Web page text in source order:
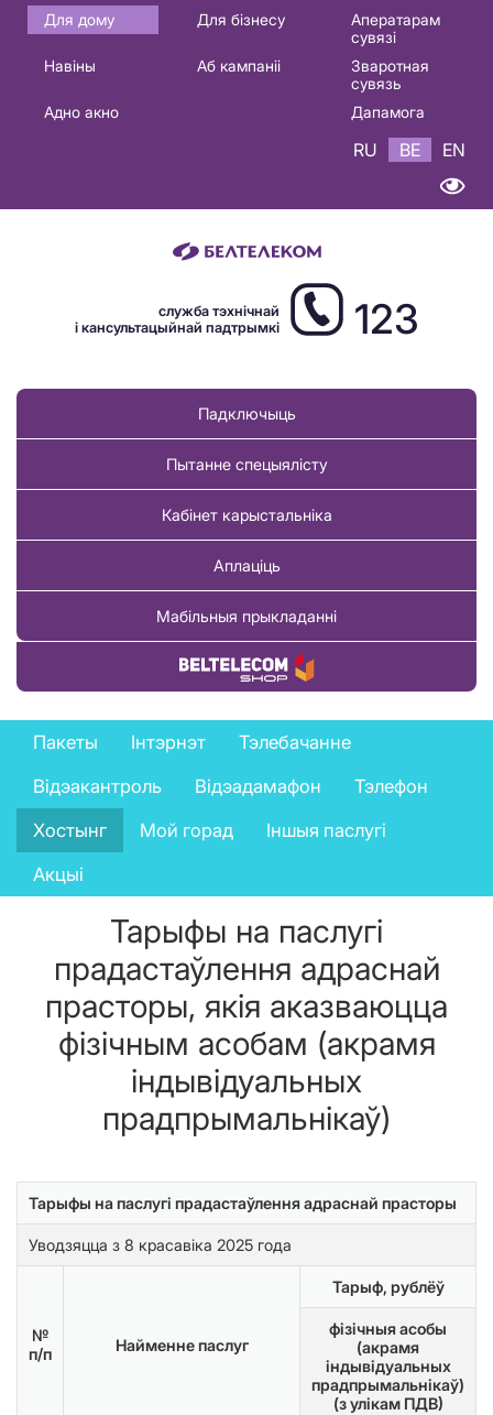
Основная
навигация
Для дому Для бізнесу
Аператарам
сувязі
Навіны
Аб кампаніі
Зваротная
сувязь
Адно акно
Дапамога
RU BE EN
служба тэхнічнай
і кансультацыйнай падтрымкі
123
Падключыць
Пытанне спецыялісту
Кабінет карыстальніка
Аплаціць
Мабільныя прыкладанні
Купіць тавар
Private
services
menu
Пакеты Інтэрнэт
Тэлебачанне
Відэакантроль
Відэадамафон
Тэлефон
Хостынг
Мой горад
Іншыя паслугі
Акцыі
Тарыфы на паслугі
прадастаўлення адраснай
прасторы, якія аказваюцца
фізічным асобам (акрамя
індывідуальных
прадпрымальнікаў)
Тарыфы на паслугі прадастаўлення адраснай прасторы
Уводзяцца з 8 красавіка 2025 года
№
п/п
Найменне паслуг
Тарыф, рублёў
фізічныя асобы
(акрамя
індывідуальных
прадпрымальнікаў)
(з улікам ПДВ)